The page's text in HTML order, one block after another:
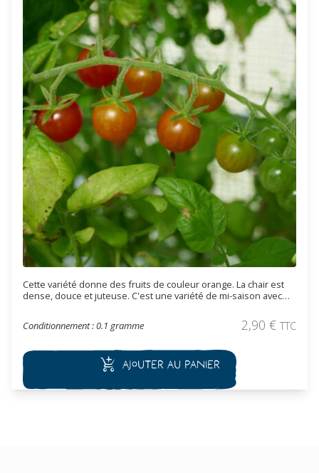
Cette variété donne des fruits de couleur orange. La chair est
dense, douce et juteuse. C'est une variété de mi-saison avec
Conditionnement : 0.1 gramme
2,90 € TTC
Ajouter au panier